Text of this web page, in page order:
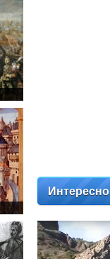
Интересно